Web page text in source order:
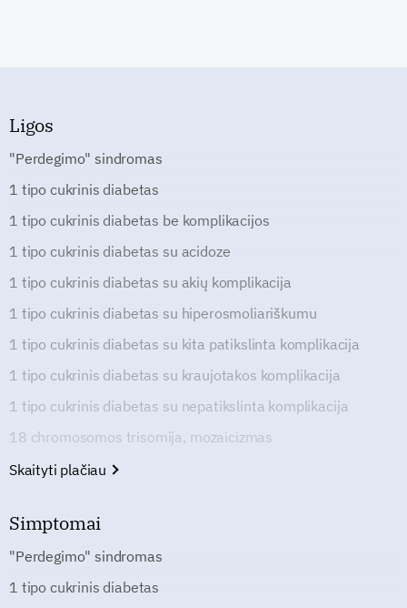
Ligos
"Perdegimo" sindromas
1 tipo cukrinis diabetas
1 tipo cukrinis diabetas be komplikacijos
1 tipo cukrinis diabetas su acidoze
1 tipo cukrinis diabetas su akių komplikacija
1 tipo cukrinis diabetas su hiperosmoliariškumu
1 tipo cukrinis diabetas su kita patikslinta komplikacija
1 tipo cukrinis diabetas su kraujotakos komplikacija
1 tipo cukrinis diabetas su nepatikslinta komplikacija
18 chromosomos trisomija, mozaicizmas
Skaityti plačiau
Simptomai
"Perdegimo" sindromas
1 tipo cukrinis diabetas